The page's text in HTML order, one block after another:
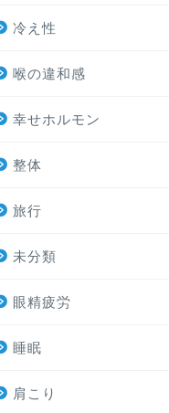
冷え性
喉の違和感
幸せホルモン
整体
旅行
未分類
眼精疲労
睡眠
肩こり